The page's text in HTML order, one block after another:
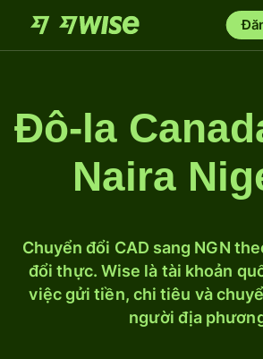
Đô-la
Naira
Chuyển đổi CAD sang NGN
đổi thực. Wise là tài khoản
việc gửi tiền, chi tiêu và
người địa